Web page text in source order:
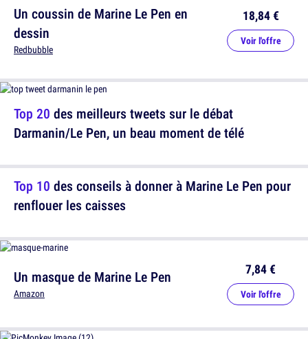
Top 20 des meilleurs tweets sur le débat
Darmanin/Le Pen, un beau moment de télé
Un masque de Marine Le Pen
Amazon
7,84 €
Voir l'offre
Un coussin de Marine Le Pen en
dessin
Redbubble
18,84 €
Voir l'offre
Top 10 des conseils à donner à Marine Le Pen pour
renflouer les caisses